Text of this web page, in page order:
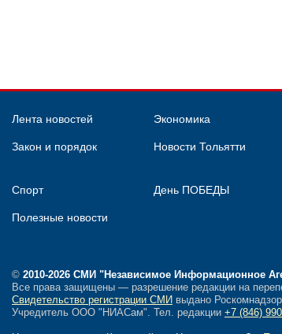
Лента новостей Экономика
Закон и порядок Новости Тольятти
Спорт День ПОБЕДЫ
Полезные новости
© 2010-2026 СМИ "Независимое Информационное
Все права защищены — разрешение редакции на
Свидетельство регистрации СМИ выдано
Учредитель ООО "НИАСам". Тел. редакции +7 (846)